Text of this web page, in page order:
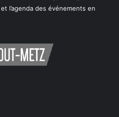
l’agenda des événements en